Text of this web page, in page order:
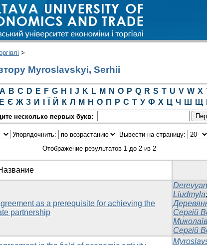
>
Myroslavskyi, Serhii
A B C D E F G H J K L M N O P Q R S T U V W X
Е Є Ж З И Й К Л М Н О П Р С Т У Ф Х Ц Ч Ш Щ
несколько первых букв:
Упорядочнить: Вывести на страницу:
Отображение результатов 1 до 2 из 2
as a prerequisite for achieving the
partnership
Liudmyla;
Сергій
Сергій